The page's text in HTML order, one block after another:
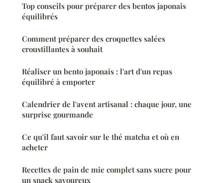
Top conseils pour préparer des bentos japonais
équilibrés
Comment préparer des croquettes salées
croustillantes à souhait
Réaliser un bento japonais : l'art d'un repas
équilibré à emporter
Calendrier de l'avent artisanal : chaque jour, une
surprise gourmande
Ce qu'il faut savoir sur le thé matcha et où en
acheter
Recettes de pain de mie complet sans sucre pour
un snack savoureux